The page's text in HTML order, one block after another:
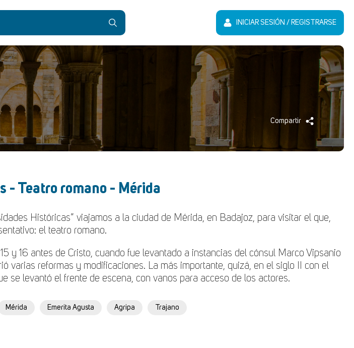
INICIAR SESIÓN / REGISTRARSE
Compartir
- Teatro romano - Mérida
Históricas” viajamos a la ciudad de Mérida, en Badajoz, para visitar el que,
el teatro romano.
y 16 antes de Cristo, cuando fue levantado a instancias del cónsul Marco Vipsanio
varias reformas y modificaciones. La más importante, quizá, en el siglo II con el
se levantó el frente de escena, con vanos para acceso de los actores.
Mérida Emerita Agusta Agripa Trajano